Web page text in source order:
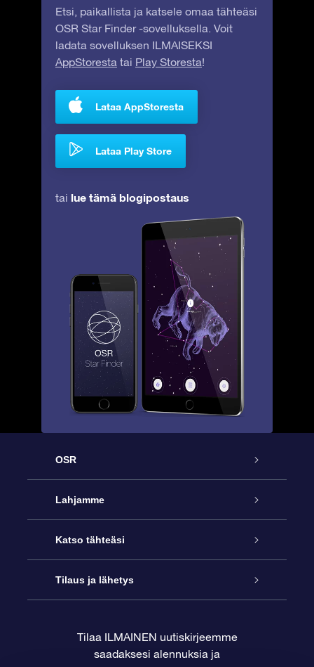
Etsi, paikallista ja katsele omaa tähteäsi
OSR Star Finder -sovelluksella. Voit
ladata sovelluksen ILMAISEKSI
AppStoresta tai Play Storesta!
Lataa AppStoresta
Lataa Play Store
tai lue tämä blogipostaus
OSR
Palvelu
Ota meihin yhteyttä
Blogi
Arvostelut
Lahjamme
Online Star -lahja
OSR-lahjapakkaus
OSR-lahjakortti
Katso tähteäsi
Star Register
Henkilökohtainen Tähtisivu
Tilaus ja lähetys
Maksutiedot
Tilaa ILMAINEN uutiskirjeemme
saadaksesi alennuksia ja